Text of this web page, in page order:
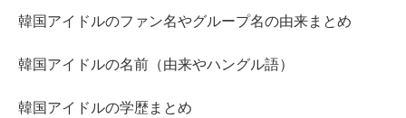
韓国アイドルのファン名やグループ名の由来まとめ
韓国アイドルの名前（由来やハングル語）
韓国アイドルの学歴まとめ